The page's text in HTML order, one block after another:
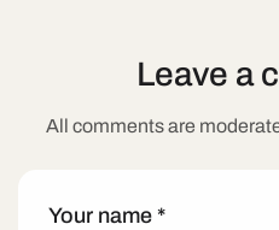
Leave a
All comments are
Your name *